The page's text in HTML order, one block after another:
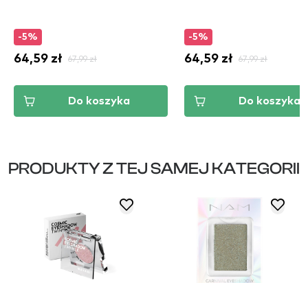
-5%
64,59 zł 67,99 zł
Do koszyka
-5%
64,59 zł 67,99 zł
Do koszyka
PRODUKTY Z TEJ SAMEJ KATEGORII